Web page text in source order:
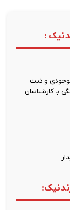
:
و ثبت
با کارشناسان